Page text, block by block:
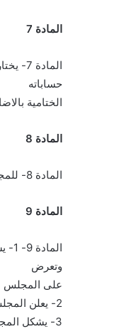
المادة 7
حساباته
الختامية
المادة 8
المادة 8- للمجلس بناء على تنسيب مجلس الادارة صلاحية استدانة الاموال اللازمة لحاجات السوق.
المادة 9
وتعرض
على المجلس
2- يعلن المجلس في صحيفة او اكثر من الصحف المحلية عن تأجير محلات السوق ويضع شروط عقود تأجيرها.
3- يشكل المجلس لجنة لدراسة طلبات الاستئجار واختيار المستأجرين الذين عليهم توقيع العقود ودفع الاجرة خلال اسبوع